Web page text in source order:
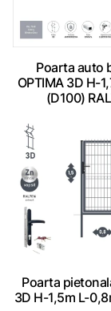
Poarta auto
OPTIMA 3D H-
(D100)
Poarta
3D H-1,5m L-